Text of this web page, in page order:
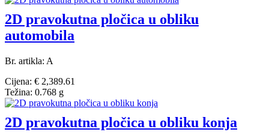
2D pravokutna pločica u obliku
automobila
Br. artikla: A
Cijena: € 2,389.61
Težina: 0.768 g
2D pravokutna pločica u obliku konja